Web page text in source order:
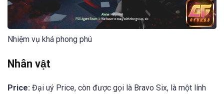
Nhiệm vụ khá phong phú
Nhân vật
Price: Đại uý Price, còn được gọi là Bravo Six, là một lính